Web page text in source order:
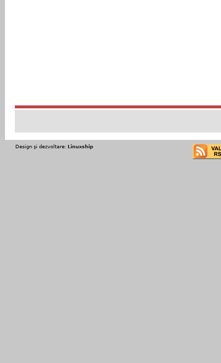
Design şi dezvoltare: Linuxship